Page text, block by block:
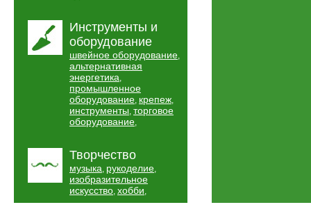
Инструменты и
оборудование
швейное оборудование,
альтернативная
энергетика,
промышленное
оборудование, крепеж,
инструменты, торговое
оборудование,
Творчество
музыка, рукоделие,
изобразительное
искусство, хобби,